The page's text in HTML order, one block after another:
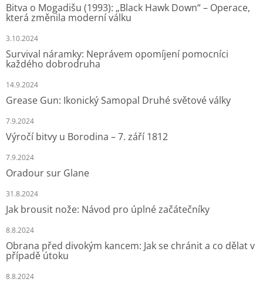
Bitva o Mogadišu (1993): „Black Hawk Down“ – Operace,
která změnila moderní válku
3.10.2024
Survival náramky: Neprávem opomíjení pomocníci
každého dobrodruha
14.9.2024
Grease Gun: Ikonický Samopal Druhé světové války
7.9.2024
Výročí bitvy u Borodina – 7. září 1812
7.9.2024
Oradour sur Glane
31.8.2024
Jak brousit nože: Návod pro úplné začátečníky
8.8.2024
Obrana před divokým kancem: Jak se chránit a co dělat v
případě útoku
8.8.2024